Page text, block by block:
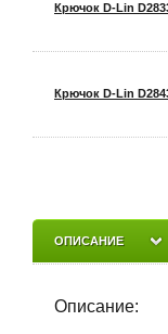
Крючок D-Lin
Крючок D-Lin
Крючок D-Lin
ОПИСАНИЕ
Описание: